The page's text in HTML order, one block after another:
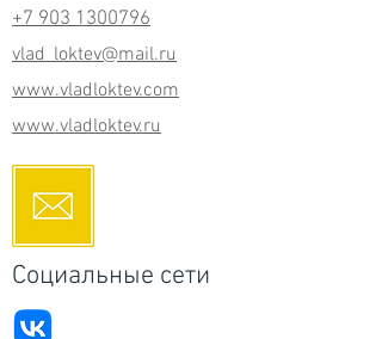
+7 903 1300796
vlad_loktev@mail.ru
www.vladloktev.com
www.vladloktev.ru
Социальные сети